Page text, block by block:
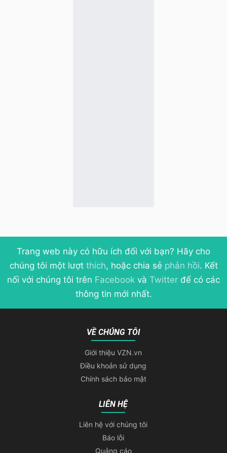
Trang web này có hữu ích đối với bạn? Hãy cho
chúng tôi một lượt thích, hoặc chia sẻ phản hồi. Kết
nối với chúng tôi trên Facebook và Twitter để có các
thông tin mới nhất.
VỀ CHÚNG TÔI
Giới thiệu VZN.vn
Điều khoản sử dụng
Chính sách bảo mật
LIÊN HỆ
Liên hệ với chúng tôi
Báo lỗi
Quảng cáo